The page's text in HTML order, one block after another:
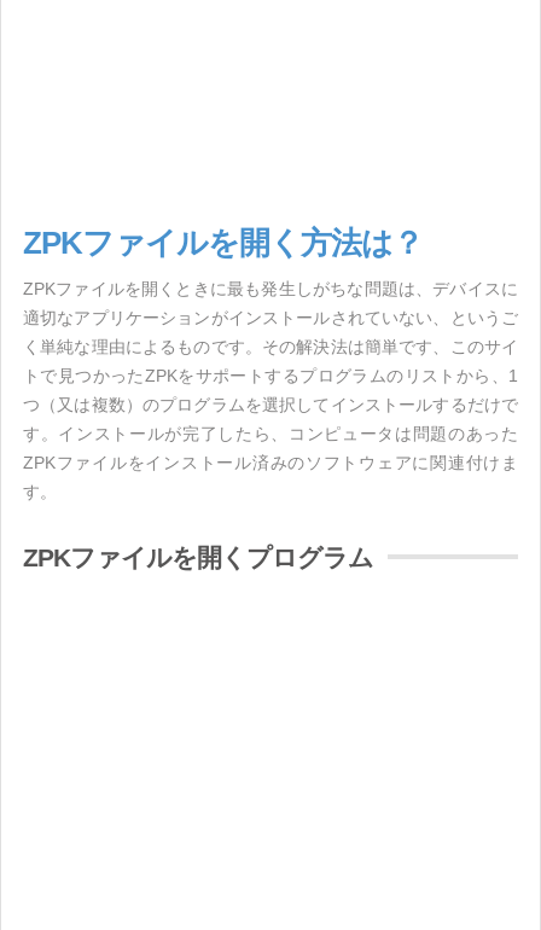
ZPKファイルを開く方法は？
ZPKファイルを開くときに最も発生しがちな問題は、デバイスに
適切なアプリケーションがインストールされていない、というご
く単純な理由によるものです。その解決法は簡単です、このサイ
トで見つかったZPKをサポートするプログラムのリストから、1
つ（又は複数）のプログラムを選択してインストールするだけで
す。インストールが完了したら、コンピュータは問題のあった
ZPKファイルをインストール済みのソフトウェアに関連付けま
す。
ZPKファイルを開くプログラム